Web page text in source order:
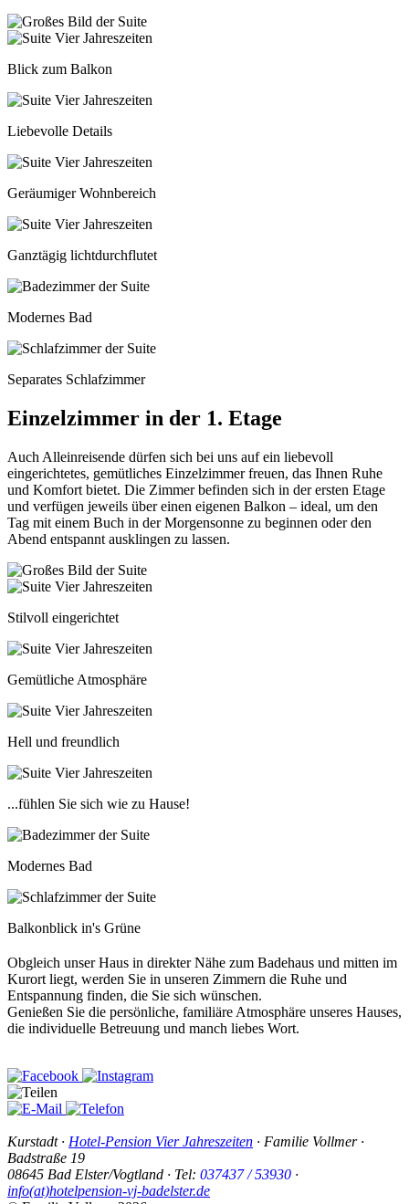
Blick zum Balkon
Liebevolle Details
Geräumiger Wohnbereich
Ganztägig lichtdurchflutet
Modernes Bad
Separates Schlafzimmer
Einzelzimmer in der 1. Etage
Auch Alleinreisende dürfen sich bei uns auf ein liebevoll
eingerichtetes, gemütliches Einzelzimmer freuen, das Ihnen Ruhe
und Komfort bietet. Die Zimmer befinden sich in der ersten Etage
und verfügen jeweils über einen eigenen Balkon – ideal, um den
Tag mit einem Buch in der Morgensonne zu beginnen oder den
Abend entspannt ausklingen zu lassen.
Stilvoll eingerichtet
Gemütliche Atmosphäre
Hell und freundlich
...fühlen Sie sich wie zu Hause!
Modernes Bad
Balkonblick in's Grüne
Obgleich unser Haus in direkter Nähe zum Badehaus und mitten im
Kurort liegt, werden Sie in unseren Zimmern die Ruhe und
Entspannung finden, die Sie sich wünschen.
Genießen Sie die persönliche, familiäre Atmosphäre unseres Hauses,
die individuelle Betreuung und manch liebes Wort.
Kurstadt· Hotel-Pension Vier Jahreszeiten · Familie Vollmer·
Badstraße 19
08645 Bad Elster/Vogtland · Tel: 037437 / 53930 ·
info(at)hotelpension-vj-badelster.de